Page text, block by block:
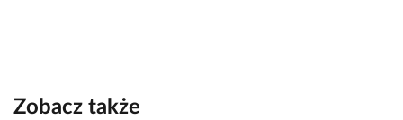
Zobacz także